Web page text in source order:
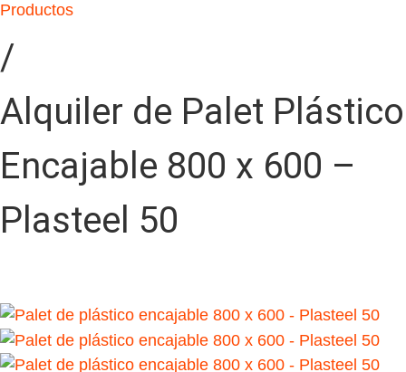
Productos
/
Alquiler de Palet Plástico
Encajable 800 x 600 –
Plasteel 50